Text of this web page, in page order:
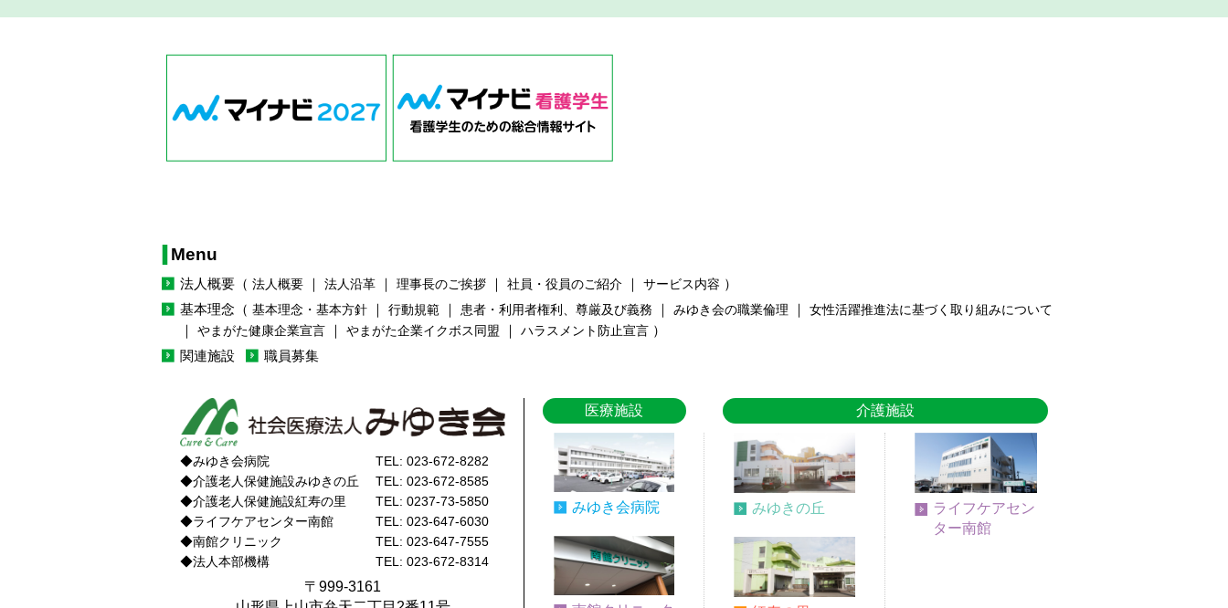
Menu
法人概要 （ 法人概要 ｜ 法人沿革 ｜ 理事長のご挨拶 ｜ 社員・役員のご紹介 ｜ サービス内容 ）
基本理念 （ 基本理念・基本方針 ｜ 行動規範 ｜ 患者・利用者権利、尊厳及び義務 ｜ みゆき会の職業倫理 ｜ 女性活躍推進法に基づく取り組みについて
｜ やまがた健康企業宣言 ｜ やまがた企業イクボス同盟 ｜ ハラスメント防止宣言 ）
関連施設
職員募集
◆みゆき会病院
TEL: 023-672-8282
◆介護老人保健施設みゆきの丘
TEL: 023-672-8585
◆介護老人保健施設紅寿の里
TEL: 0237-73-5850
◆ライフケアセンター南館
TEL: 023-647-6030
◆南館クリニック
TEL: 023-647-7555
◆法人本部機構
TEL: 023-672-8314
〒999-3161
医療施設
みゆき会病院
介護施設
みゆきの丘
ライフケアセン
ター南館